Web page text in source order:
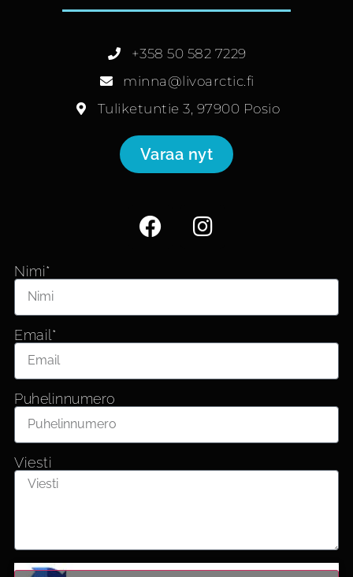
+358 50 582 7229
minna@livoarctic.fi
Tuliketuntie 3, 97900 Posio
Varaa nyt
Nimi*
Email*
Puhelinnumero
Viesti